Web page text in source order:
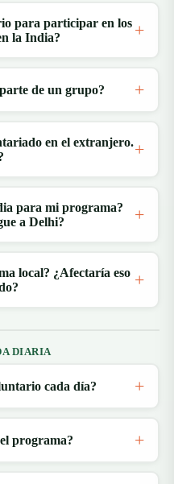
para participar en los
la India?
de un grupo?
en el extranjero.
para mi programa?
a Delhi?
local? ¿Afectaría eso
DIARIA
cada día?
programa?